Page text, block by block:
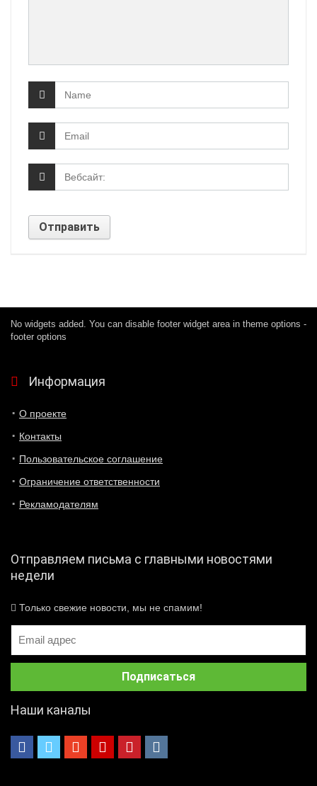
No widgets added. You can disable footer widget area in theme options -
footer options
Информация
О проекте
Контакты
Пользовательское соглашение
Ограничение ответственности
Рекламодателям
Отправляем письма с главными новостями
недели
Только свежие новости, мы не спамим!
Наши каналы